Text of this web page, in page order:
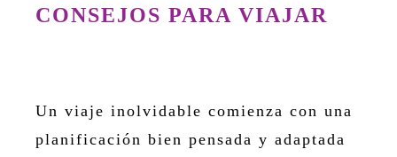
CONSEJOS PARA VIAJAR
Un viaje inolvidable comienza con una
planificación bien pensada y adaptada